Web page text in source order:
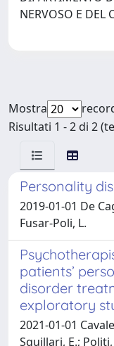
NERVOSO E DEL
Mostra
Risultati 1 - 2 di 2
Personality
2019-01-01 De
Fusar-Poli, L.
patients’
disorder
exploratory
2021-01-01
Squillari, E.; Politi,